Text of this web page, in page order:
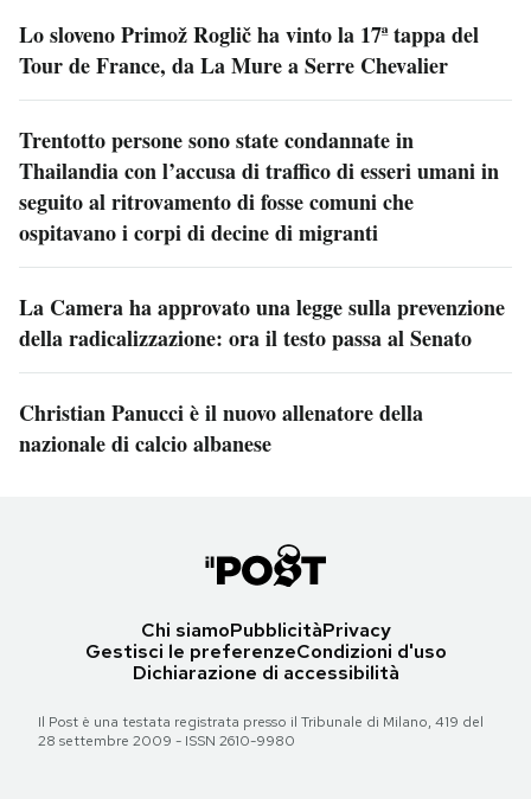
Lo sloveno Primož Roglič ha vinto la 17ª tappa del
Tour de France, da La Mure a Serre Chevalier
Trentotto persone sono state condannate in
Thailandia con l’accusa di traffico di esseri umani in
seguito al ritrovamento di fosse comuni che
ospitavano i corpi di decine di migranti
La Camera ha approvato una legge sulla prevenzione
della radicalizzazione: ora il testo passa al Senato
Christian Panucci è il nuovo allenatore della
nazionale di calcio albanese
Chi siamoPubblicitàPrivacy
Gestisci le preferenzeCondizioni d'uso
Dichiarazione di accessibilità
Il Post è una testata registrata presso il Tribunale di Milano, 419 del
28 settembre 2009 - ISSN 2610-9980